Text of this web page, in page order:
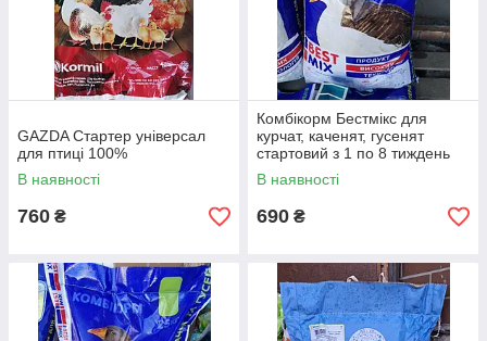
GAZDA Стартер універсал
для птиці 100%
В наявності
760 ₴
Комбікорм Бестмікс для
курчат, каченят, гусенят
стартовий з 1 по 8 тиждень
25кг.
В наявності
690 ₴